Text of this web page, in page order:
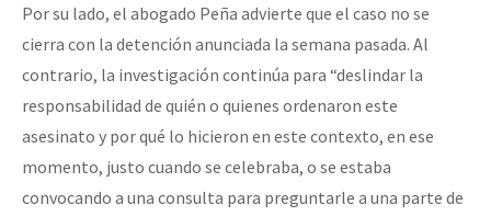
Por su lado, el abogado Peña advierte que el caso no se
cierra con la detención anunciada la semana pasada. Al
contrario, la investigación continúa para “deslindar la
responsabilidad de quién o quienes ordenaron este
asesinato y por qué lo hicieron en este contexto, en ese
momento, justo cuando se celebraba, o se estaba
convocando a una consulta para preguntarle a una parte de